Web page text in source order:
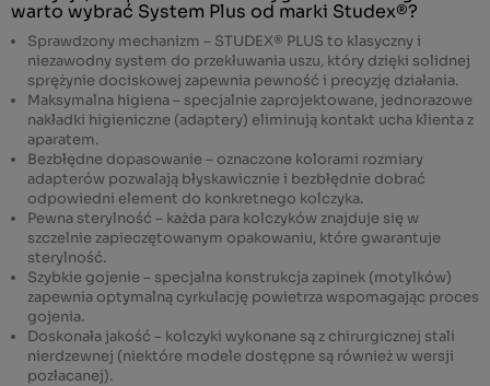
warto wybrać System Plus od marki Studex®?
Sprawdzony mechanizm – STUDEX® PLUS to klasyczny i
niezawodny system do przekłuwania uszu, który dzięki solidnej
sprężynie dociskowej zapewnia pewność i precyzję działania.
Maksymalna higiena – specjalnie zaprojektowane, jednorazowe
nakładki higieniczne (adaptery) eliminują kontakt ucha klienta z
aparatem.
Bezbłędne dopasowanie – oznaczone kolorami rozmiary
adapterów pozwalają błyskawicznie i bezbłędnie dobrać
odpowiedni element do konkretnego kolczyka.
Pewna sterylność – każda para kolczyków znajduje się w
szczelnie zapieczętowanym opakowaniu, które gwarantuje
sterylność.
Szybkie gojenie – specjalna konstrukcja zapinek (motylków)
zapewnia optymalną cyrkulację powietrza wspomagając proces
gojenia.
Doskonała jakość – kolczyki wykonane są z chirurgicznej stali
nierdzewnej (niektóre modele dostępne są również w wersji
pozłacanej).